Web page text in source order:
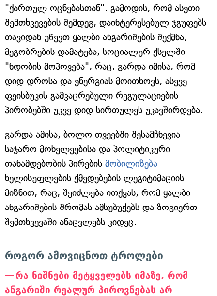
"ქართულ ოცნებასთან". გამოდის, რომ ასეთი
შემთხვევების შემდეგ, დაინტერესებულ ჯგუფებს
თავიდან უწევთ ყალბი ანგარიშების შექმნა,
მეგობრების დამატება, სოციალურ ქსელში
"ნდობის მოპოვება", რაც, გარდა იმისა, რომ
დიდ დროსა და ენერგიას მოითხოვს, ასევე
ფეისბუკის გამკაცრებული რეგულაციების
პირობებში უკვე დიდ სირთულეს უკავშირდება.
გარდა ამისა, ბოლო თვეებში შესამჩნევია
საჯარო მოხელეებისა და პოლიტიკური
თანამდებობის პირების მობილიზება
ხელისუფლების ქმედებების ლეგიტიმაციის
მიზნით, რაც, შეიძლება ითქვას, რომ ყალბი
ანგარიშების შრომას ამსუბუქებს და ზოგიერთ
შემთხვევაში ანაცვლებს კიდეც.
როგორ ამოვიცნოთ ტროლები
რა ნიშნები მეტყველებს იმაზე, რომ
ანგარიში რეალურ პიროვნებას არ